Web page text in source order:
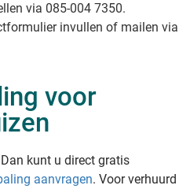
via 085-004 7350.
invullen of mailen via
voor
kunt u direct gratis
aanvragen. Voor verhuurd